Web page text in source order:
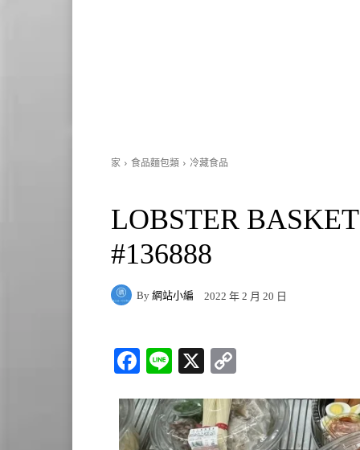
家 食品麵包類 冷藏食品
LOBSTER
#136888
By 網站小編 2022 年 2 月 20 日
Fa
bo
ok
Li
X
y
Li